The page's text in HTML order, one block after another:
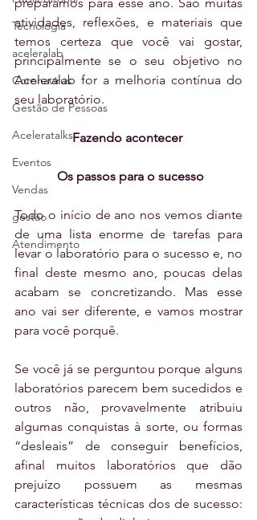
Tecnologia
aceleralab
Coronavírus
Gestão de Pessoas
Aceleratalks
Eventos
Vendas
gestão
Atendimento
atividades, reflexões, e materiais que
temos certeza que você vai gostar,
principalmente se o seu objetivo no
Aceleralab for a melhoria contínua do
seu laboratório.
Fazendo acontecer
Os passos para o sucesso
Todo o início de ano nos vemos diante
de uma lista enorme de tarefas para
levar o laboratório para o sucesso e, no
final deste mesmo ano, poucas delas
acabam se concretizando. Mas esse
ano vai ser diferente, e vamos mostrar
para você porquê.
Se você já se perguntou porque alguns
laboratórios parecem bem sucedidos e
outros não, provavelmente atribuiu
algumas conquistas à sorte, ou formas
“desleais” de conseguir benefícios,
afinal muitos laboratórios que dão
prejuízo possuem as mesmas
características técnicas dos de sucesso: